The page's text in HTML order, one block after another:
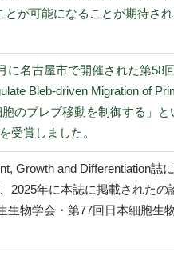
が可能になることが期待さ
名古屋市で開催された第58
Bleb-driven Migration of
のブレブ移動を制御する」
受賞しました。
Growth and Differentiation誌
2025年に本誌に掲載されたの
物学会・第77回日本細胞生